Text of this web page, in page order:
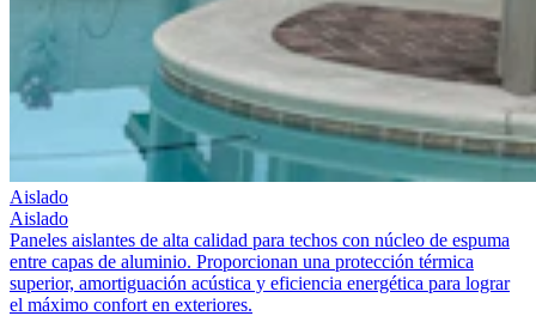
Aislado
Aislado
Paneles aislantes de alta calidad para techos con núcleo de espuma
entre capas de aluminio. Proporcionan una protección térmica
superior, amortiguación acústica y eficiencia energética para lograr
el máximo confort en exteriores.